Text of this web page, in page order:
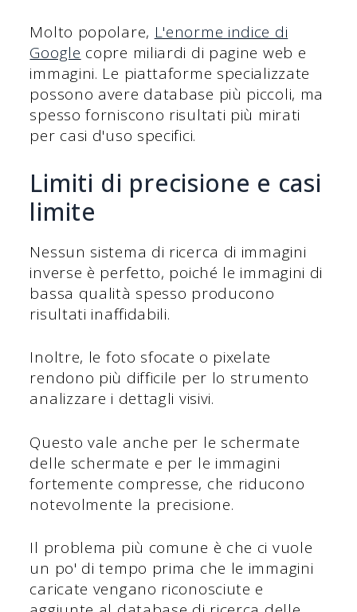
Molto popolare, L'enorme indice di
Google copre miliardi di pagine web e
immagini. Le piattaforme specializzate
possono avere database più piccoli, ma
spesso forniscono risultati più mirati
per casi d'uso specifici.
Limiti di precisione e casi
limite
Nessun sistema di ricerca di immagini
inverse è perfetto, poiché le immagini di
bassa qualità spesso producono
risultati inaffidabili.
Inoltre, le foto sfocate o pixelate
rendono più difficile per lo strumento
analizzare i dettagli visivi.
Questo vale anche per le schermate
delle schermate e per le immagini
fortemente compresse, che riducono
notevolmente la precisione.
Il problema più comune è che ci vuole
un po' di tempo prima che le immagini
caricate vengano riconosciute e